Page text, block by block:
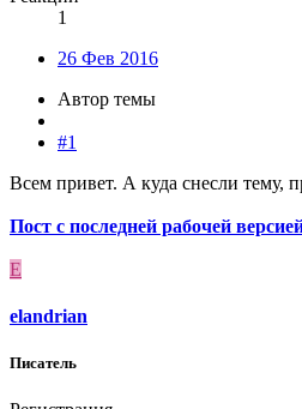
1
26 Фев 2016
Автор темы
#1
Всем привет. А куда снесли тему,
Пост с последней рабочей
E
elandrian
Писатель